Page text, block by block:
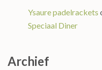
Ysaure padelrackets
Speciaal Diner
Archief